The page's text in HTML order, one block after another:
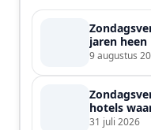
jaren heen
9 augustus
hotels
31 juli 2026